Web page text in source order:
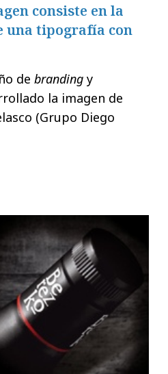
consiste en la
una tipografía con
de branding y
la imagen de
(Grupo Diego